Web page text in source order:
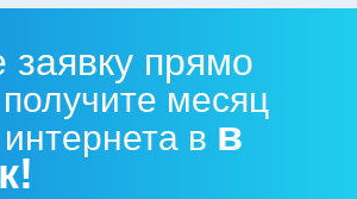
заявку прямо
месяц
в в